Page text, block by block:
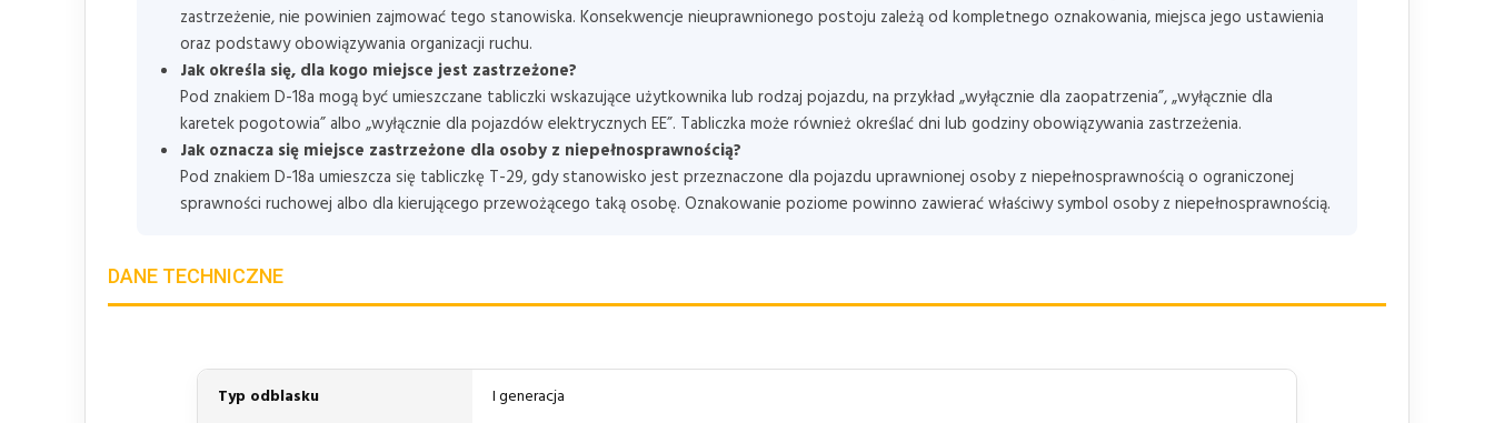
zastrzeżenie, nie powinien zajmować tego stanowiska. Konsekwencje nieuprawnionego postoju zależą od kompletnego oznakowania, miejsca jego ustawienia
oraz podstawy obowiązywania organizacji ruchu.
Jak określa się, dla kogo miejsce jest zastrzeżone?
Pod znakiem D-18a mogą być umieszczane tabliczki wskazujące użytkownika lub rodzaj pojazdu, na przykład „wyłącznie dla zaopatrzenia”, „wyłącznie dla
karetek pogotowia” albo „wyłącznie dla pojazdów elektrycznych EE”. Tabliczka może również określać dni lub godziny obowiązywania zastrzeżenia.
Jak oznacza się miejsce zastrzeżone dla osoby z niepełnosprawnością?
Pod znakiem D-18a umieszcza się tabliczkę T-29, gdy stanowisko jest przeznaczone dla pojazdu uprawnionej osoby z niepełnosprawnością o ograniczonej
sprawności ruchowej albo dla kierującego przewożącego taką osobę. Oznakowanie poziome powinno zawierać właściwy symbol osoby z niepełnosprawnością.
DANE TECHNICZNE
Typ odblasku I generacja